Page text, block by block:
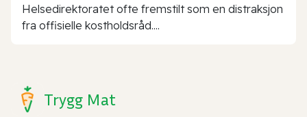
Helsedirektoratet ofte fremstilt som en distraksjon
fra offisielle kostholdsråd....
Trygg Mat